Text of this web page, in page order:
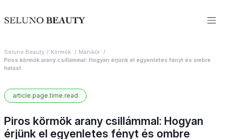
Seluno Beauty Körmök
Manikűr
Piros körmök arany csillámmal: Hogyan érjünk el egyenletes fényt és ombre
hatást
article.page.time.read
Piros körmök arany csillámmal: Hogyan
érjünk el egyenletes fényt és ombre